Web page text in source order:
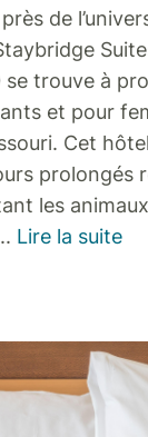
de
trouve à
et pour
Cet
prolongés
les
Lire la suite